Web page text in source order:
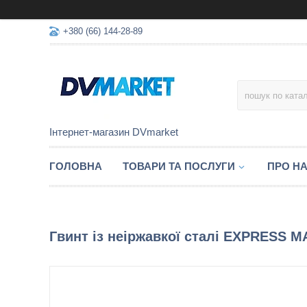
+380 (66) 144-28-89
Інтернет-магазин DVmarket
ГОЛОВНА ТОВАРИ ТА ПОСЛУГИ ПРО
Гвинт із неіржавкої сталі EXPRESS